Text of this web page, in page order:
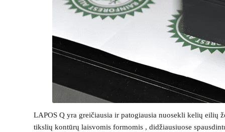
LAPOS Q yra greičiausia ir patogiausia nuosekli kelių eilių
tikslių kontūrų laisvomis formomis , didžiausiuose